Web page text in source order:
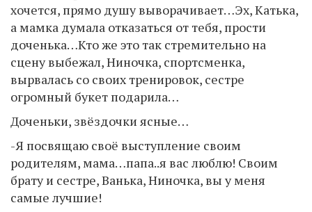
хочется, прямо душу выворачивает…Эх, Катька,
а мамка думала отказаться от тебя, прости
доченька…Кто же это так стремительно на
сцену выбежал, Ниночка, спортсменка,
вырвалась со своих тренировок, сестре
огромный букет подарила…
Доченьки, звёздочки ясные…
-Я посвящаю своё выступление своим
родителям, мама…папа..я вас люблю! Своим
брату и сестре, Ванька, Ниночка, вы у меня
самые лучшие!